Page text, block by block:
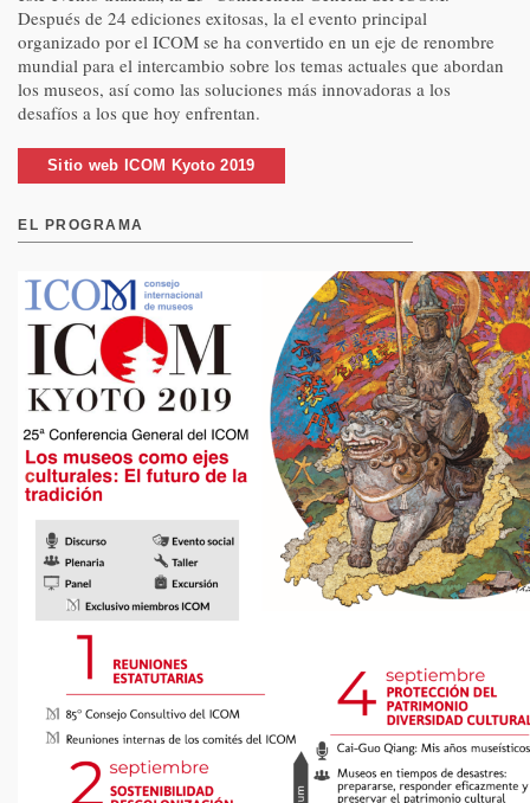
Después de 24 ediciones exitosas, la el evento principal
organizado por el ICOM se ha convertido en un eje de renombre
mundial para el intercambio sobre los temas actuales que abordan
los museos, así como las soluciones más innovadoras a los
desafíos a los que hoy enfrentan.
Sitio web ICOM Kyoto 2019
EL PROGRAMA